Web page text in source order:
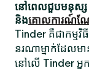
នៅពេលជួបមនុស្ស សូ
និងគោលការណ៍ណែ
Tinder គឺជាកម្ម
នរណាម្នាក់ដែលម
នៅលើ Tinder អ្ន